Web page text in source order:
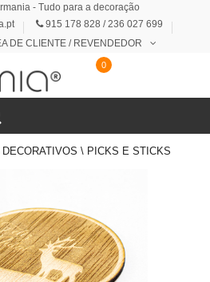
- Tudo para a decoração
915 178 828 / 236 027 699
DE CLIENTE / REVENDEDOR
0
\ PICKS E STICKS